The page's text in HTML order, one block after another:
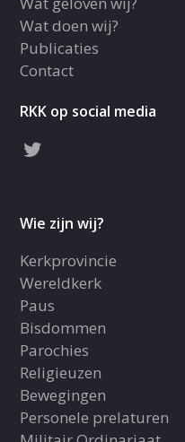
Wat doen wij?
Publicaties
Contact
RKK op social media
Wie zijn wij?
Kerkprovincie
Wereldkerk
Paus
Bisdommen
Parochies
Religieuzen
Bewegingen
Personele prelaturen